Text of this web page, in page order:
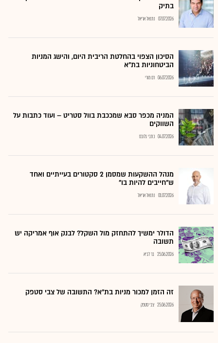
בתיק
07.07.2026 נתנאל אריאל
הסיכון הצפוי בהחלטת הריבית היום, והישג המניות
הביטחוניות בת"א
06.07.2026 רם מורי
המניה מכפר סבא שמככבת בוול סטריט – ועוד כתבות על
השווקים
04.07.2026 כתבי גלובס
מנהל ההשקעות שמסמן 2 סקטורים בעייתיים ואחד
ש"חייבים להיות בו"
01.07.2026 נתנאל אריאל
הדולר ימשיך להתחזק מול השקל? לבנק אוף אמריקה יש
תשובה
25.06.2026 בר לביא
זה הזמן למכור מניות בת"א? התשובה של צבי סטפק
25.06.2026 צבי סטפק